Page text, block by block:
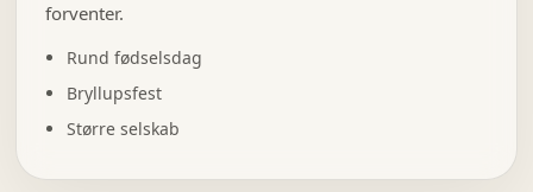
forventer.
Rund fødselsdag
Bryllupsfest
Større selskab